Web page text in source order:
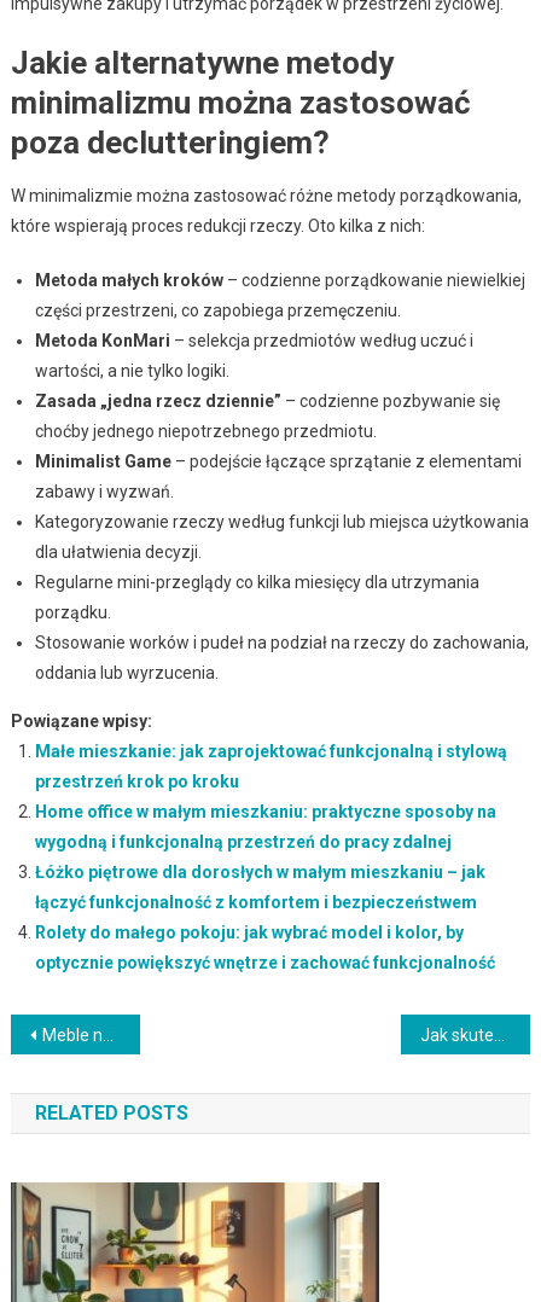
Jakie alternatywne metody
minimalizmu można zastosować
poza declutteringiem?
W minimalizmie można zastosować różne metody porządkowania,
które wspierają proces redukcji rzeczy. Oto kilka z nich:
Metoda małych kroków– codzienne porządkowanie niewielkiej
części przestrzeni, co zapobiega przemęczeniu.
Metoda KonMari – selekcja przedmiotów według uczuć i
wartości, a nie tylko logiki.
Zasada „jedna rzecz dziennie” – codzienne pozbywanie się
choćby jednego niepotrzebnego przedmiotu.
Minimalist Game– podejście łączące sprzątanie z elementami
zabawy i wyzwań.
Kategoryzowanie rzeczy według funkcji lub miejsca użytkowania
dla ułatwienia decyzji.
Regularne mini-przeglądy co kilka miesięcy dla utrzymania
porządku.
Stosowanie worków i pudeł na podział na rzeczy do zachowania,
oddania lub wyrzucenia.
Powiązane wpisy:
Małe mieszkanie: jak zaprojektować funkcjonalną i stylową
przestrzeń krok po kroku
Home office w małym mieszkaniu: praktyczne sposoby na
wygodną i funkcjonalną przestrzeń do pracy zdalnej
Łóżko piętrowe dla dorosłych w małym mieszkaniu – jak
łączyć funkcjonalność z komfortem i bezpieczeństwem
Rolety do małego pokoju: jak wybrać model i kolor, by
optycznie powiększyć wnętrze i zachować funkcjonalność
Nawigacja
wpisu
Meble na nóżkach w małym mieszkaniu: jak łączyć lekkość, funkcjonalność i optyczne powiększenie przestrzeni
RELATED POSTS